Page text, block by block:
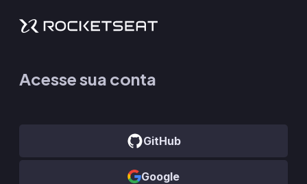
Acesse sua conta
GitHub
Google